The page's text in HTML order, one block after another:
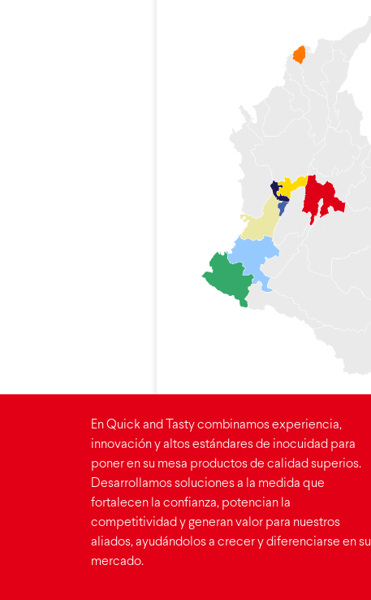
En Quick and Tasty combinamos experiencia,
innovación y altos estándares de inocuidad para
poner en su mesa productos de calidad superios.
Desarrollamos soluciones a la medida que
fortalecen la confianza, potencian la
competitividad y generan valor para nuestros
aliados, ayudándolos a crecer y diferenciarse en su
mercado.